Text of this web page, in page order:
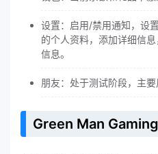
设置：启用/禁用通知，设
的个人资料，添加详细信
信息。
朋友：处于测试阶段，主要
Green Man Gaming